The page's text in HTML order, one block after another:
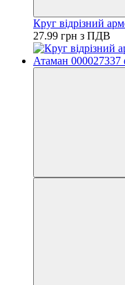
Круг відрізний
27.99 грн з ПДВ